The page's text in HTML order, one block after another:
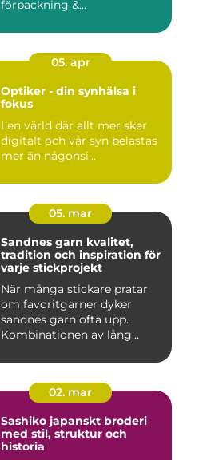
förpackning &...
05. apr
Optiker - din synhälsa i
fokus
I en värld där allt mer sker
digitalt och vår syn belastas
mer än någonsi...
05. mar
Sandnes garn kvalitet,
tradition och inspiration för
varje stickprojekt
När många stickare pratar
om favoritgarner dyker
sandnes garn ofta upp.
Kombinationen av lång
02. mar
Sashiko japanskt broderi
med stil, struktur och
historia